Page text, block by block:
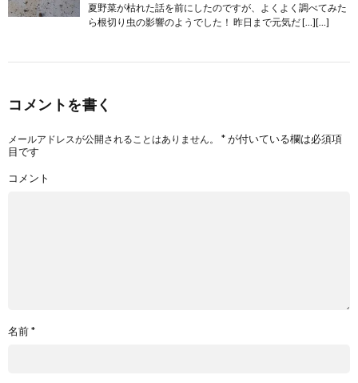
夏野菜が枯れた話を前にしたのですが、よくよく調べてみた
ら根切り虫の影響のようでした！ 昨日まで元気だ […][…]
コメントを書く
メールアドレスが公開されることはありません。 *が付いている欄は必須項
目です
コメント
名前*